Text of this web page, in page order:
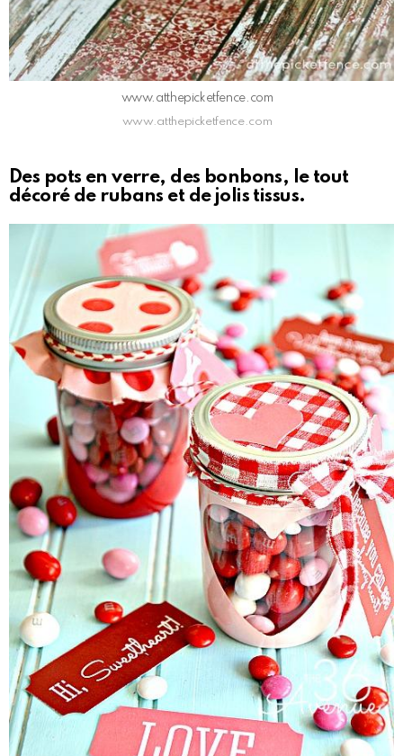
www.atthepicketfence.com
www.atthepicketfence.com
Des pots en verre, des bonbons, le tout
décoré de rubans et de jolis tissus.